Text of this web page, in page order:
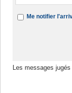
Me notifier
Les messages